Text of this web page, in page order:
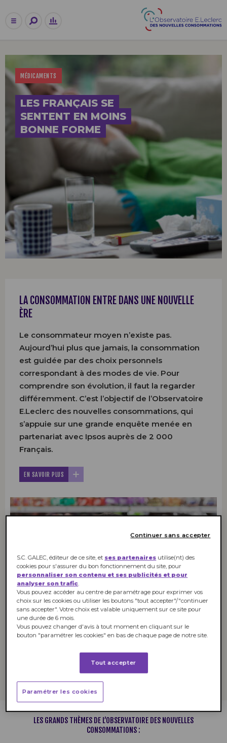
MÉDICAMENTS
LES FRANÇAIS SE
SENTENT EN MOINS
BONNE FORME
LA CONSOMMATION ENTRE DANS UNE NOUVELLE
ÈRE
Le consommateur moyen n’existe pas.
Aujourd’hui plus que jamais, la consommation
est guidée par des choix personnels
correspondant à des modes de vie. Pour
comprendre son évolution, il faut la regarder
différemment. C’est l’objectif de l’Observatoire
E.Leclerc des nouvelles consommations, qui
s’appuie sur une grande enquête menée en
partenariat avec Ipsos auprès de 2 000
Français.
EN SAVOIR PLUS
87 %
des Français ne se soucient pas de la
marque d’un produit du moment qu’il
répond à leurs attentes.
LES GRANDS THÈMES DE L’OBSERVATOIRE DES NOUVELLES
CONSOMMATIONS :
Continuer sans accepter
S.C. GALEC, éditeur de ce site, et ses partenaires utilise(nt) des
cookies pour s'assurer du bon fonctionnement du site, pour
personnaliser son contenu et ses publicités et pour
analyser son trafic
Vous pouvez accéder au centre de paramétrage pour exprimer vos
choix sur les cookies ou utiliser les boutons "tout accepter"/"continuer
sans accepter". Votre choix est valable uniquement sur ce site pour
une durée de 6 mois.
Vous pouvez changer d'avis à tout moment en cliquant sur le
bouton "paramétrer les cookies" en bas de chaque page de notre site.
Tout accepter
Paramétrer les cookies